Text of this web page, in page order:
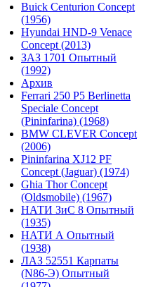
Buick Centurion Concept
(1956)
Hyundai HND-9 Venace
Concept (2013)
ЗАЗ 1701 Опытный
(1992)
Архив
Ferrari 250 P5 Berlinetta
Speciale Concept
(Pininfarina) (1968)
BMW CLEVER Concept
(2006)
Pininfarina XJ12 PF
Concept (Jaguar) (1974)
Ghia Thor Concept
(Oldsmobile) (1967)
НАТИ ЗиС 8 Опытный
(1935)
НАТИ А Опытный
(1938)
ЛАЗ 52551 Карпаты
(N86-Э) Опытный